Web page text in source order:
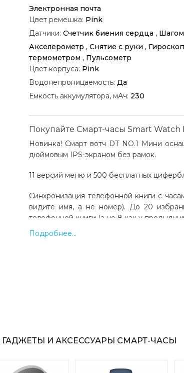
Электронная почта
Цвет ремешка: Pink
Датчики: Счетчик биения сердца ,
Акселерометр , Снятие с руки ,
термометром , Пульсометр
Цвет корпуса: Pink
Водонепроницаемость: Да
Емкость аккумулятора, мАч: 230
Покупайте Смарт-часы Smart Watch
Новинка! Смарт вотч DT NO.1 Мини
дюймовым IPS-экраном без рамок.
11 версий меню и 500 бесплатных
Синхронизация телефонной книги с
видите имя, а не номер). До 20
телефонной книги (а не 8 как у
Стильный корпус Smart Watch 7-ой
Настроить работу часов можно через
Качественные микрофон и динамик
Подробнее...
ГАДЖЕТЫ И АКСЕССУАРЫ СМАРТ-ЧАСЫ